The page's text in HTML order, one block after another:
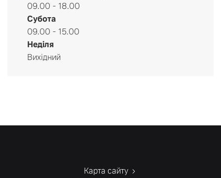
09.00 - 18.00
Субота
09.00 - 15.00
Неділя
Вихідний
Карта сайту